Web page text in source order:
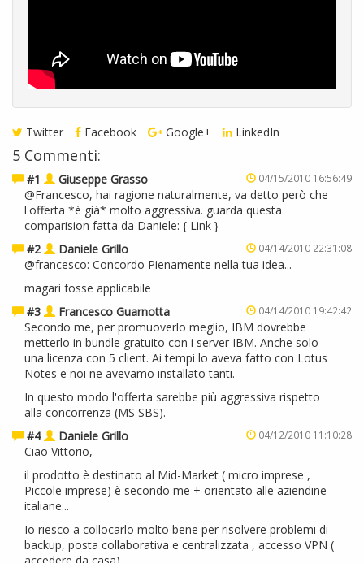
Twitter Facebook Google+ LinkedIn
5 Commenti:
#1 Giuseppe Grasso 04/15/2010 16:56:49
@Francesco, hai ragione naturalmente, va detto però che
l'offerta *è già* molto aggressiva. guarda questa
comparision fatta da Daniele: { Link }
#2
Daniele Grillo 04/14/2010 22:31:08
@francesco: Concordo Pienamente nella tua idea...
magari fosse applicabile
#3
Francesco Guarnotta 04/14/2010 19:42:42
Secondo me, per promuoverlo meglio, IBM dovrebbe
metterlo in bundle gratuito con i server IBM. Anche solo
una licenza con 5 client. Ai tempi lo aveva fatto con Lotus
Notes e noi ne avevamo installato tanti.
In questo modo l'offerta sarebbe più aggressiva rispetto
alla concorrenza (MS SBS).
#4
Daniele Grillo 04/12/2010 11:10:28
Ciao Vittorio,
il prodotto è destinato al Mid-Market ( micro imprese ,
Piccole imprese) è secondo me + orientato alle aziendine
italiane...
Io riesco a collocarlo molto bene per risolvere problemi di
backup, posta collaborativa e centralizzata , accesso VPN (